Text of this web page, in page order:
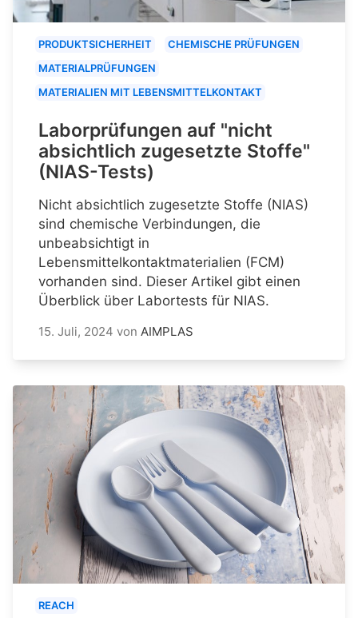
PRODUKTSICHERHEIT
CHEMISCHE PRÜFUNGEN
MATERIALPRÜFUNGEN
MATERIALIEN MIT LEBENSMITTELKONTAKT
Laborprüfungen auf "nicht
absichtlich zugesetzte Stoffe"
(NIAS-Tests)
Nicht absichtlich zugesetzte Stoffe (NIAS)
sind chemische Verbindungen, die
unbeabsichtigt in
Lebensmittelkontaktmaterialien (FCM)
vorhanden sind. Dieser Artikel gibt einen
Überblick über Labortests für NIAS.
15. Juli, 2024 von AIMPLAS
REACH